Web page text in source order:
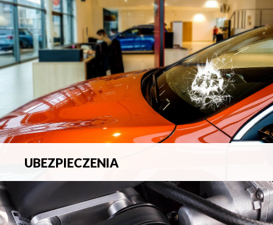
UBEZPIECZENIA
Pełna ochrona ubezpieczeniowa w zakresie wszelkich